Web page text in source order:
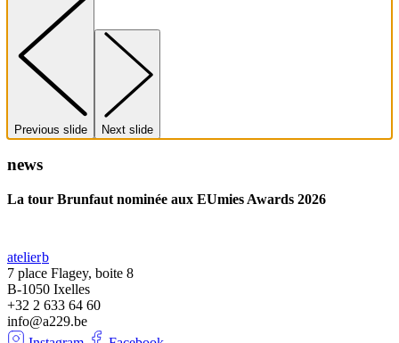
Previous slide Next slide
news
La tour Brunfaut nominée aux EUmies Awards 2026
atelierb
7 place Flagey, boite 8
B-1050 Ixelles
+32 2 633 64 60
info@a229.be